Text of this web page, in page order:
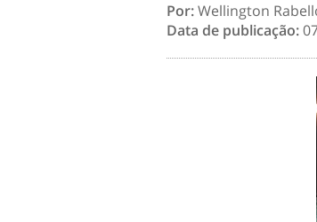
Por:Wellington
Data de publicação: